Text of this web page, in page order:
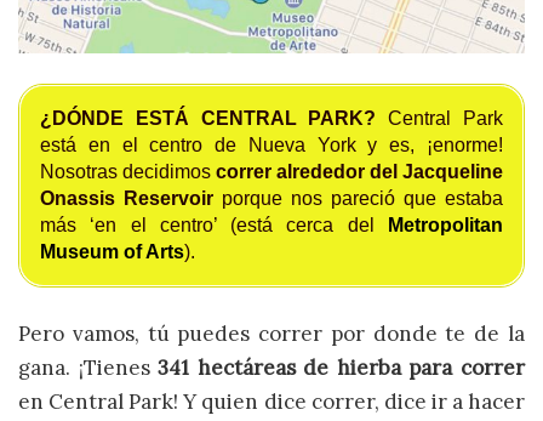
¿DÓNDE ESTÁ CENTRAL PARK?Central Park
está en el centro de Nueva York y es, ¡enorme!
Nosotras decidimos correr alrededor del Jacqueline
Onassis Reservoir porque nos pareció que estaba
más ‘en el centro’ (está cerca del
Metropolitan
Museum of Arts).
Pero vamos, tú puedes correr por donde te de la
gana. ¡Tienes341 hectáreas de hierba para correr
en Central Park! Y quien dice correr, dice ir a hacer